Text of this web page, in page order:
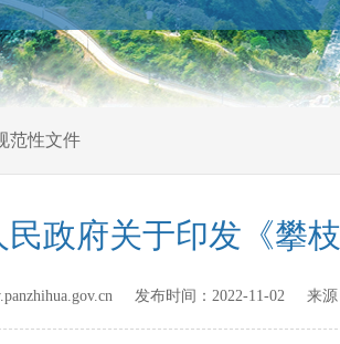
范性文件
民政府关于印发《攀
发布时间： 2022-11-02 来源